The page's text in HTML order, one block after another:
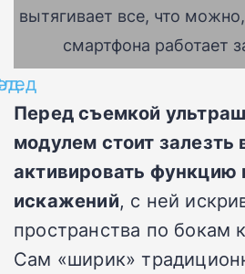
вытягивает все, что
смартфона работает
Перед съемкой
модулем стоит залезть
активировать функцию
искажений, с ней
пространства по бокам
Сам «ширик»